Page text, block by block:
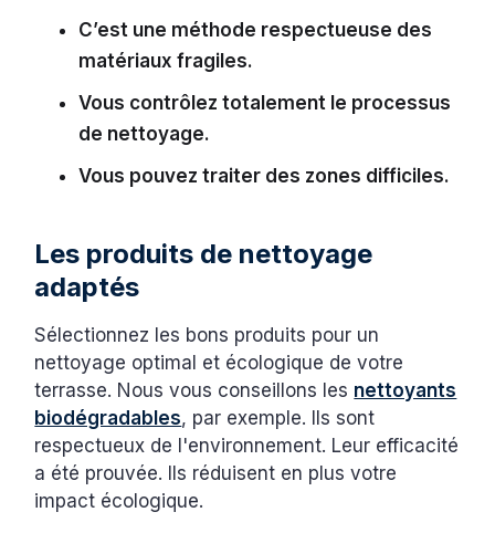
C’est une méthode respectueuse des
matériaux fragiles.
Vous contrôlez totalement le processus
de nettoyage.
Vous pouvez traiter des zones difficiles.
Les produits de nettoyage
adaptés
Sélectionnez les bons produits pour un
nettoyage optimal et écologique de votre
terrasse. Nous vous conseillons les nettoyants
biodégradables, par exemple. Ils sont
respectueux de l'environnement. Leur efficacité
a été prouvée. Ils réduisent en plus votre
impact écologique.